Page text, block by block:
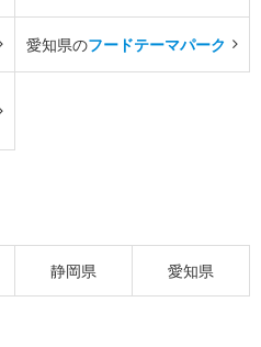
愛知県のフードテーマパーク
静岡県 愛知県